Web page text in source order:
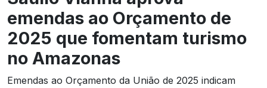
emendas ao Orçamento de
2025 que fomentam turismo
no Amazonas
Emendas ao Orçamento da União de 2025 indicam